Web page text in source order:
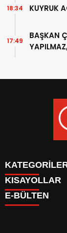
KUYRUK
18:34
BAŞKAN
17:49
KÜNYE
İLETİŞİM
KISAYOLLAR
Firma Ekle
E-BÜLTEN